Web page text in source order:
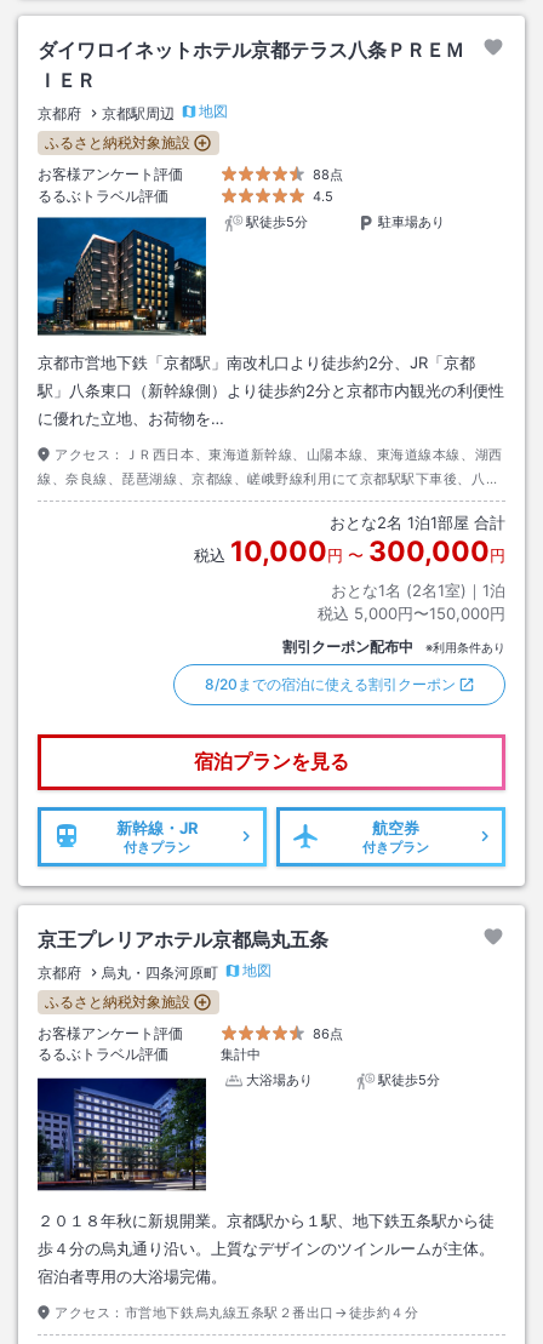
ダイワロイネットホテル京都テラス八条ＰＲＥＭ
ＩＥＲ
京都府 京都駅周辺
地図
ふるさと納税対象施設
お客様アンケート評価
88点
るるぶトラベル評価
4.5
駅徒歩5分
駐車場あり
京都市営地下鉄「京都駅」南改札口より徒歩約2分、JR「京都
駅」八条東口（新幹線側）より徒歩約2分と京都市内観光の利便性
に優れた立地、お荷物を…
アクセス：
ＪＲ西日本、東海道新幹線、山陽本線、東海道線本線、湖西
線、奈良線、琵琶湖線、京都線、嵯峨野線利用にて京都駅駅下車後、八条
東口出口より徒歩約２分
おとな2名 1泊1部屋 合計
税込 10,000円 〜 300,000円
おとな1名 (2名1室)｜ 1泊
税込 5,000円〜150,000円
割引クーポン配布中 ※利用条件あり
8/20までの宿泊に使える割引クーポン
宿泊プランを見る
新幹線・JR
付きプラン
航空券
付きプラン
京王プレリアホテル京都烏丸五条
京都府 烏丸・四条河原町
地図
ふるさと納税対象施設
お客様アンケート評価
86点
るるぶトラベル評価
集計中
大浴場あり
駅徒歩5分
２０１８年秋に新規開業。京都駅から１駅、地下鉄五条駅から徒
歩４分の烏丸通り沿い。上質なデザインのツインルームが主体。
宿泊者専用の大浴場完備。
アクセス： 市営地下鉄烏丸線五条駅２番出口→徒歩約４分